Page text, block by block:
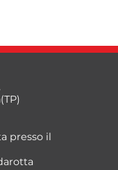
presso il